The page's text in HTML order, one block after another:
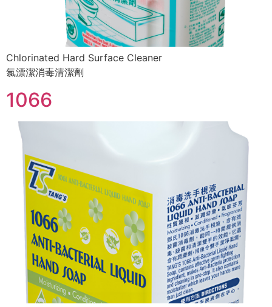
Chlorinated Hard Surface Cleaner
氯漂潔消毒清潔劑
1066